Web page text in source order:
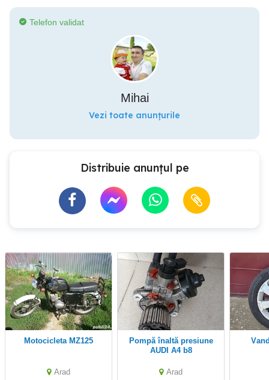
Telefon validat
Mihai
Vezi toate anunțurile
Distribuie anunțul pe
motocicleta MZ125
Arad
Pompă înaltă presiune
AUDI A4 b8
Arad